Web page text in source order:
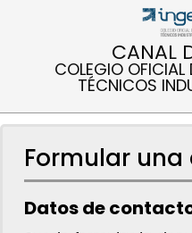
CANAL
COLEGIO OFICIAL
TÉCNICOS
Formular
Datos de